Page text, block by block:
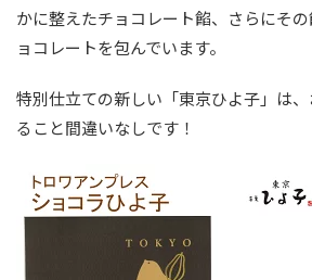
かに整えたチョコレート餡、さらにそ
ョコレートを包んでいます。
特別仕立ての新しい「東京ひよ子」は
ること間違いなしです！